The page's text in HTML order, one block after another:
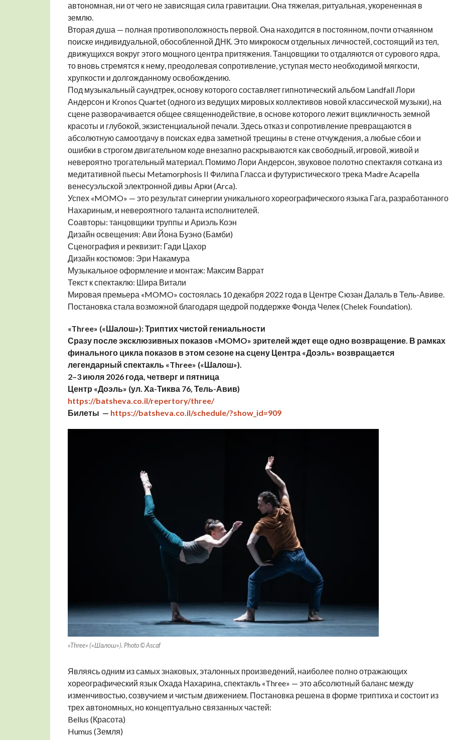
автономная, ни от чего не зависящая сила гравитации. Она тяжелая, ритуальная, укорененная в
землю.
Вторая душа — полная противоположность первой. Она находится в постоянном, почти отчаянном
поиске индивидуальной, обособленной ДНК. Это микрокосм отдельных личностей, состоящий из тел,
движущихся вокруг этого мощного центра притяжения. Танцовщики то отдаляются от сурового ядра,
то вновь стремятся к нему, преодолевая сопротивление, уступая место необходимой мягкости,
хрупкости и долгожданному освобождению.
Под музыкальный саундтрек, основу которого составляет гипнотический альбом Landfall Лори
Андерсон и Kronos Quartet (одного из ведущих мировых коллективов новой классической музыки), на
сцене разворачивается общее священнодействие, в основе которого лежит вцикличность земной
красоты и глубокой, экзистенциальной печали. Здесь отказ и сопротивление превращаются в
абсолютную самоотдачу в поисках едва заметной трещины в стене отчуждения, а любые сбои и
ошибки в строгом двигательном коде внезапно раскрываются как свободный, игровой, живой и
невероятно трогательный материал. Помимо Лори Андерсон, звуковое полотно спектакля соткана из
медитативной пьесы Metamorphosis II Филипа Гласса и футуристического трека Madre Acapella
венесуэльской электронной дивы Арки (Arca).
Успех «MOMO» — это результат синергии уникального хореографического языка Гага, разработанного
Нахариным, и невероятного таланта исполнителей.
Соавторы: танцовщики труппы и Ариэль Коэн
Дизайн освещения: Ави Йона Буэно (Бамби)
Сценография и реквизит: Гади Цахор
Дизайн костюмов: Эри Накамура
Музыкальное оформление и монтаж: Максим Варрат
Текст к спектаклю: Шира Витали
Мировая премьера «MOMO» состоялась 10 декабря 2022 года в Центре Сюзан Далаль в Тель-Авиве.
Постановка стала возможной благодаря щедрой поддержке Фонда Челек (Chelek Foundation).
«Three» («Шалош»): Триптих чистой гениальности
Сразу после эксклюзивных показов «MOMO» зрителей ждет еще одно возвращение. В рамках
финального цикла показов в этом сезоне на сцену Центра «Доэль» возвращается
легендарный спектакль «Three» («Шалош»).
2–3 июля 2026 года, четверг и пятница
Центр «Доэль» (ул. Ха-Тиква 76, Тель-Авив)
https://batsheva.co.il/repertory/three/
Билеты — https://batsheva.co.il/schedule/?show_id=909
«Three» («Шалош»). Photo © Ascaf
Являясь одним из самых знаковых, эталонных произведений, наиболее полно отражающих
хореографический язык Охада Нахарина, спектакль «Three» — это абсолютный баланс между
изменчивостью, созвучием и чистым движением. Постановка решена в форме триптиха и состоит из
трех автономных, но концептуально связанных частей:
Bellus (Красота)
Humus (Земля)